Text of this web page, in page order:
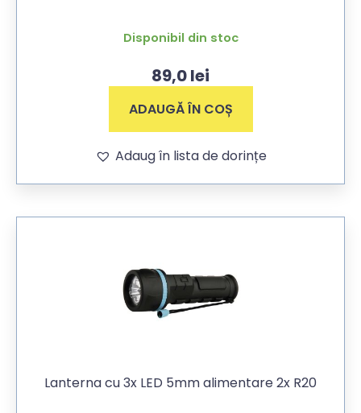
Disponibil din stoc
89,0lei
ADAUGĂ ÎN COȘ
Adaug în lista de dorințe
Lanterna cu 3x LED 5mm alimentare 2x R20